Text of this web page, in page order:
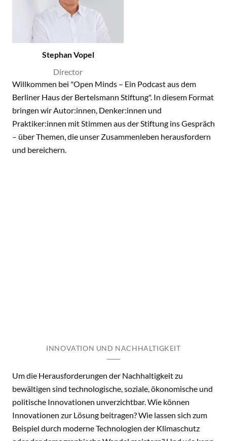
Stephan Vopel
Director
Willkommen bei "Open Minds – Ein Podcast aus dem
Berliner Haus der Bertelsmann Stiftung". In diesem Format
bringen wir Autor:innen, Denker:innen und
Praktiker:innen mit Stimmen aus der Stiftung ins Gespräch
– über Themen, die unser Zusammenleben herausfordern
und bereichern.
INNOVATION UND NACHHALTIGKEIT
Um die Herausforderungen der Nachhaltigkeit zu
bewältigen sind technologische, soziale, ökonomische und
politische Innovationen unverzichtbar. Wie können
Innovationen zur Lösung beitragen? Wie lassen sich zum
Beispiel durch moderne Technologien der Klimaschutz